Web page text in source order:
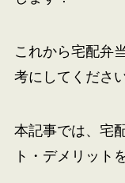
これから宅配弁
考にしてください
本記事では、宅
ト・デメリット